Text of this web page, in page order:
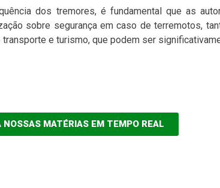
dos tremores, é fundamental que as
sobre segurança em caso de terremotos,
e turismo, que podem ser
NOSSAS MATÉRIAS EM TEMPO REAL